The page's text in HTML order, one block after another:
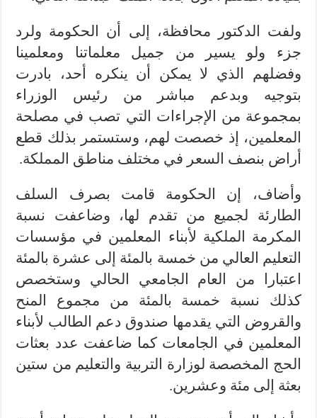
ولفت الدكتور محافظة، إلى أن الحكومة ولرد
جزء ولو يسير من جميل معلماتنا ومعلمينا
وفضلهم الذي لا يمكن أن ينكره أحد، بادرت
بتوجيه وبدعم مباشر من رئيس الوزراء
بمجموعة من الإجراءات التي تصب في مصلحة
المعلمين، إذ خصصت لهم، وستستمر بذلك قطع
أراض بنصف السعر في مختلف مناطق المملكة.
وأضاف، إن الحكومة قامت بصرف السلف
الطارئة لجميع من تقدم لها، وضاعفت نسبة
المكرمة الملكية لأبناء المعلمين في مؤسسات
التعليم العالي من خمسة بالمئة إلى عشرة بالمئة
اعتبارا من العام الجامعي الحالي وستخصص
كذلك نسبة خمسة بالمئة من مجموع المنح
والقروض التي يقدمها صندوق دعم الطالب لأبناء
المعلمين في الجامعات كما ضاعفت عدد بعثات
الحج المخصصة لوزارة التربية والتعليم من ستين
بعثة إلى مئة وعشرين.